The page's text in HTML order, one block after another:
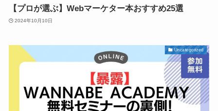
【プロが選ぶ】Webマーケター本おすすめ25選
2024年10月10日
Uncategorized